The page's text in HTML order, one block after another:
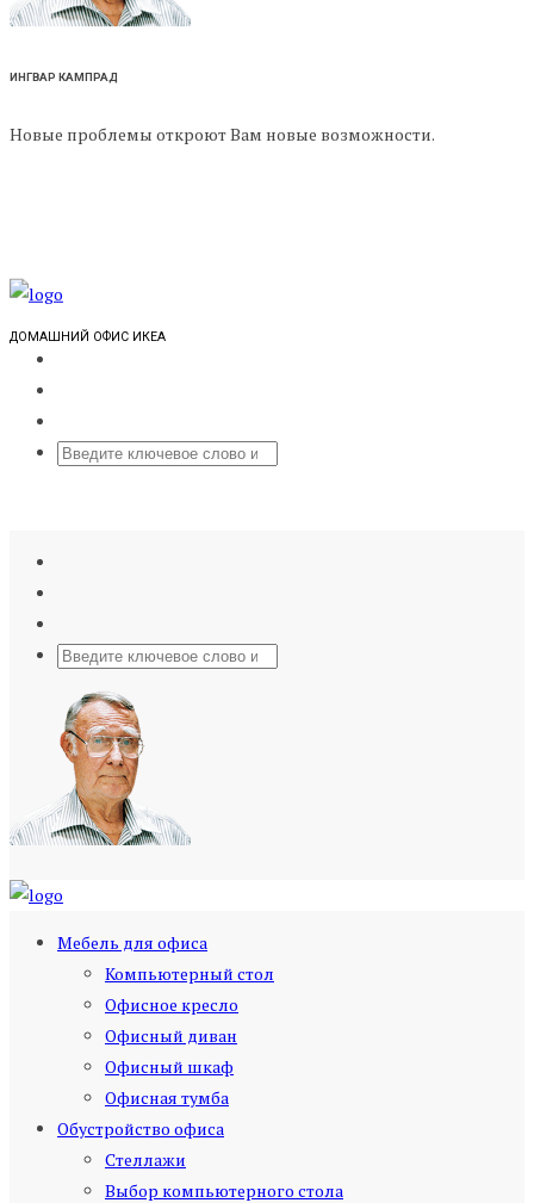
ИНГВАР КАМПРАД
Новые проблемы откроют Вам новые возможности.
ДОМАШНИЙ ОФИС ИКЕА
Мебель для офиса
Компьютерный стол
Офисное кресло
Офисный диван
Офисный шкаф
Офисная тумба
Обустройство офиса
Стеллажи
Выбор компьютерного стола